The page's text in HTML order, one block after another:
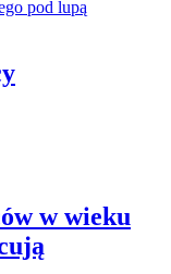
w wieku